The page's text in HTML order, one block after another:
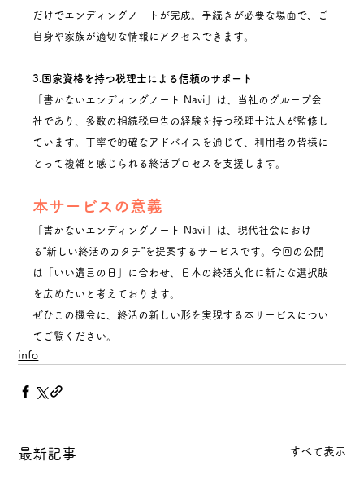
だけでエンディングノートが完成。手続きが必要な場面で、ご
自身や家族が適切な情報にアクセスできます。
3.国家資格を持つ税理士による信頼のサポート
「書かないエンディングノート Navi」は、当社のグループ会
社であり、多数の相続税申告の経験を持つ税理士法人が監修し
ています。丁寧で的確なアドバイスを通じて、利用者の皆様に
とって複雑と感じられる終活プロセスを支援します。
本サービスの意義
「書かないエンディングノート Navi」は、現代社会におけ
る“新しい終活のカタチ”を提案するサービスです。今回の公開
は「いい遺言の日」に合わせ、日本の終活文化に新たな選択肢
を広めたいと考えております。
ぜひこの機会に、終活の新しい形を実現する本サービスについ
てご覧ください。
info
最新記事 すべて表示